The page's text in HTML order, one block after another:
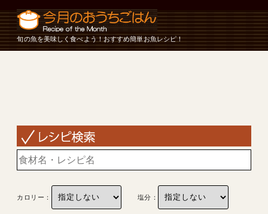
旬の魚を美味しく食べよう！おすすめ簡単お魚レシピ！
カロリー： 塩分：